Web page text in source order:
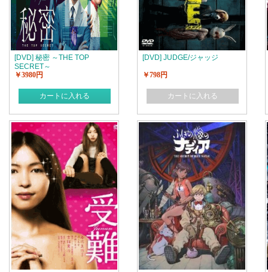
[DVD] 秘密 ～THE TOP
SECRET～
￥3980円
カートに入れる
[DVD] JUDGE/ジャッジ
￥798円
カートに入れる